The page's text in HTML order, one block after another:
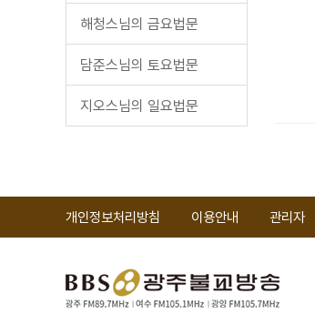
해청스님의 금요법문
담준스님의 토요법문
지오스님의 일요법문
개인정보처리방침 이용안내 관리자